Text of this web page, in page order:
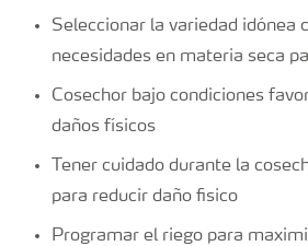
Seleccionar la variedad idónea
necesidades en materia seca
Cosechor bajo condiciones
daños físicos
Tener cuidado durante la
para reducir daño fisico
Programar el riego para